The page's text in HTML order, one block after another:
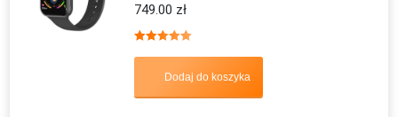
749.00 zł
5.00
Dodaj do koszyka